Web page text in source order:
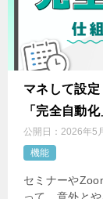
マネして設
「完全自動
公開日： 2026年5
機能
セミナーや
って、意外と